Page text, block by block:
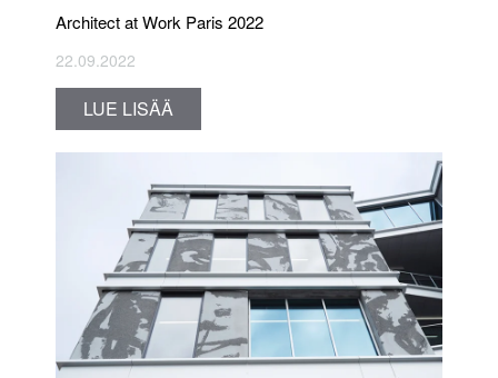
Architect at Work Paris 2022
22.09.2022
LUE LISÄÄ